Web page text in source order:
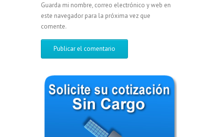
Guarda mi nombre, correo electrónico y web en
este navegador para la próxima vez que
comente.